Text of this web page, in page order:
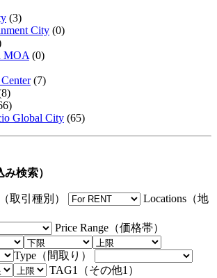
(3)
City (0)
MOA (0)
(7)
Global City (65)
検索）
取引種別）
Locations（地
Price Range（価格帯）
Type（間取り）
TAG1（その他1）